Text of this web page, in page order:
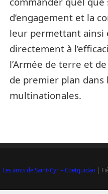
d’engagement et la
leur permettant ainsi
directement à
l’Armée de terre et
de premier plan dans
multinationales.
Les amis de Saint-Cyr – Coëtquidan |